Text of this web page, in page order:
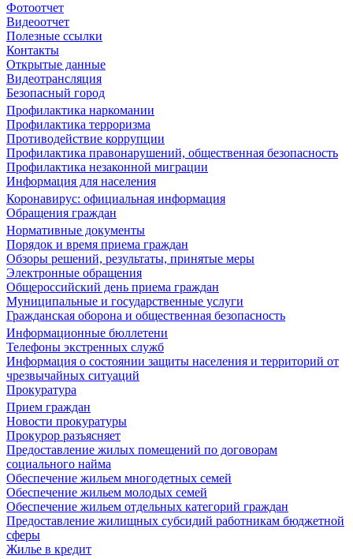
Фотоотчет
Видеоотчет
Полезные ссылки
Контакты
Открытые данные
Видеотрансляция
Безопасный город
Профилактика наркомании
Профилактика терроризма
Противодействие коррупции
Профилактика правонарушений, общественная безопасность
Профилактика незаконной миграции
Информация для населения
Коронавирус: официальная информация
Обращения граждан
Нормативные документы
Порядок и время приема граждан
Обзоры решений, результаты, принятые меры
Электронные обращения
Общероссийский день приема граждан
Муниципальные и государственные услуги
Гражданская оборона и общественная безопасность
Информационные бюллетени
Телефоны экстренных служб
Информация о состоянии защиты населения и территорий от
чрезвычайных ситуаций
Прокуратура
Прием граждан
Новости прокуратуры
Прокурор разъясняет
Предоставление жилых помещений по договорам
социального найма
Обеспечение жильем многодетных семей
Обеспечение жильем молодых семей
Обеспечение жильем отдельных категорий граждан
Предоставление жилищных субсидий работникам бюджетной
сферы
Жилье в кредит